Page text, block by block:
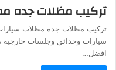
تركيب مظلات جده
تركيب مظلات جده مظلات
سيارات وحدائق وجلسات
افضل…